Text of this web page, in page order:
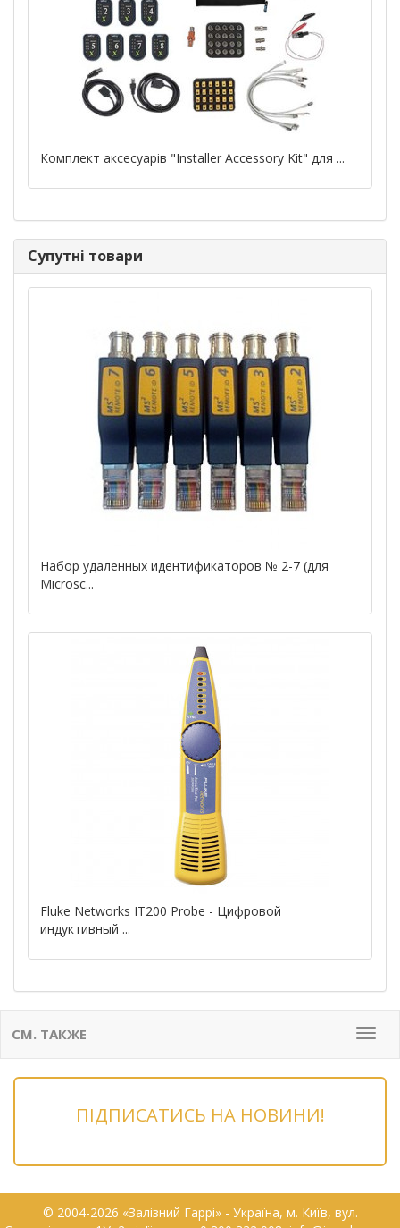
Комплект аксесуарів "Installer Accessory Kit" для ...
Супутні товари
Набор удаленных идентификаторов № 2-7 (для
Microsc...
Fluke Networks IT200 Probe - Цифровой
индуктивный ...
Меню
СМ. ТАКЖЕ
ПІДПИСАТИСЬ НА НОВИНИ!
© 2004-2026 «Залізний Гаррі» - Українa, м. Київ, вул.